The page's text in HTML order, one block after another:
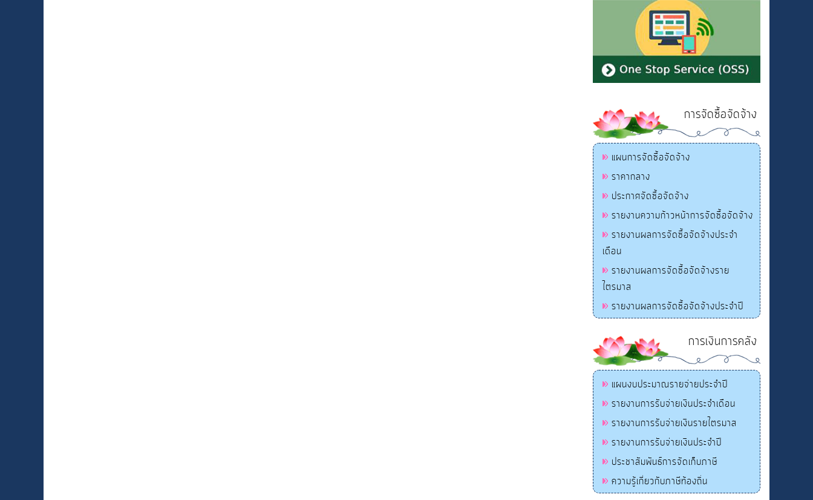
การจัดซื้อจัดจ้าง
แผนการจัดซื้อจัดจ้าง
ราคากลาง
ประกาศจัดซื้อจัดจ้าง
รายงานความก้าวหน้าการจัดซื้อจัดจ้าง
รายงานผลการจัดซื้อจัดจ้างประจำ
เดือน
รายงานผลการจัดซื้อจัดจ้างราย
ไตรมาส
รายงานผลการจัดซื้อจัดจ้างประจำปี
การเงินการคลัง
แผนงบประมาณรายจ่ายประจำปี
รายงานการรับจ่ายเงินประจำเดือน
รายงานการรับจ่ายเงินรายไตรมาส
รายงานการรับจ่ายเงินประจำปี
ประชาสัมพันธ์การจัดเก็บภาษี
ความรู้เกี่ยวกับภาษีท้องถิ่น